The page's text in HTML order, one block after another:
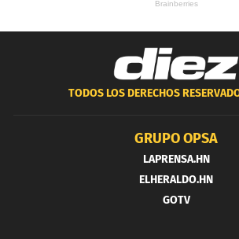
TODOS LOS DERECHOS
GRUPO OPSA
LAPRENSA.HN
ELHERALDO.HN
GOTV